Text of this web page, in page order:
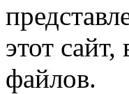
этот
файлов.